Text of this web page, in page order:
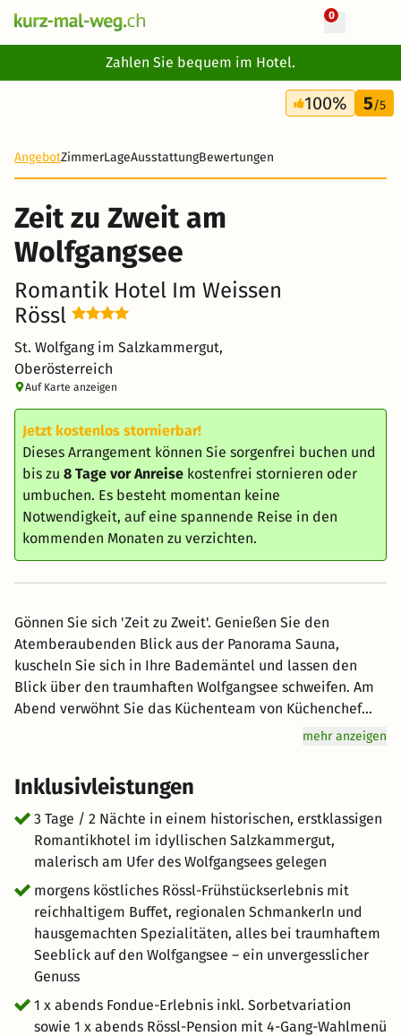
0
Zahlen Sie bequem im Hotel.
3 Tage
511 CHF
100% 5/5
AngebotZimmerLageAusstattungBewertungen
Zeit zu Zweit am
Wolfgangsee
Romantik Hotel Im Weissen
Rössl
St. Wolfgang im Salzkammergut,
Oberösterreich
Auf Karte anzeigen
Jetzt kostenlos stornierbar!
Dieses Arrangement können Sie sorgenfrei buchen und
bis zu 8 Tage vor Anreise kostenfrei stornieren oder
umbuchen. Es besteht momentan keine
Notwendigkeit, auf eine spannende Reise in den
kommenden Monaten zu verzichten.
Gönnen Sie sich 'Zeit zu Zweit'. Genießen Sie den
Atemberaubenden Blick aus der Panorama Sauna,
kuscheln Sie sich in Ihre Bademäntel und lassen den
Blick über den traumhaften Wolfgangsee schweifen. Am
Abend verwöhnt Sie das Küchenteam von Küchenchef
Hermann Poll mit einem saisonalen 4 Gang Menü. Am
regionalem Frühstücksbuffet & genießen im Anschluss
eine Massage. Am zweiten Abend serviert Ihnen das
Service Team ein Traumhaftes Fondue ( bei gutem Wetter
auch gerne auf der Rössl-Terrasse). Mit einem Edlen-
Tropfen aus dem Felsenkeller, wird diese Zeit zu Zweit
unvergesslich.
mehr anzeigen
Inklusivleistungen
3 Tage / 2 Nächte in einem historischen, erstklassigen
Romantikhotel im idyllischen Salzkammergut,
malerisch am Ufer des Wolfgangsees gelegen
morgens köstliches Rössl-Frühstückserlebnis mit
reichhaltigem Buffet, regionalen Schmankerln und
hausgemachten Spezialitäten, alles bei traumhaftem
Seeblick auf den Wolfgangsee – ein unvergesslicher
Genuss
1 x abends Fondue-Erlebnis inkl. Sorbetvariation
sowie 1 x abends Rössl-Pension mit 4-Gang-Wahlmenü